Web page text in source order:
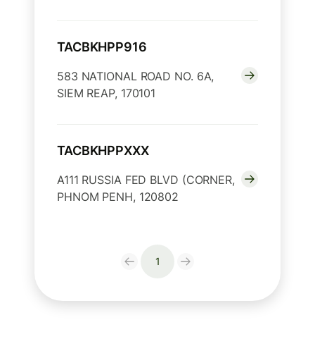
TACBKHPP916
583 NATIONAL ROAD NO. 6A,
SIEM REAP, 170101
TACBKHPPXXX
A111 RUSSIA FED BLVD (CORNER,
PHNOM PENH, 120802
1